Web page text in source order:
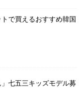
で買えるおすすめ韓国
七五三キッズモデル募